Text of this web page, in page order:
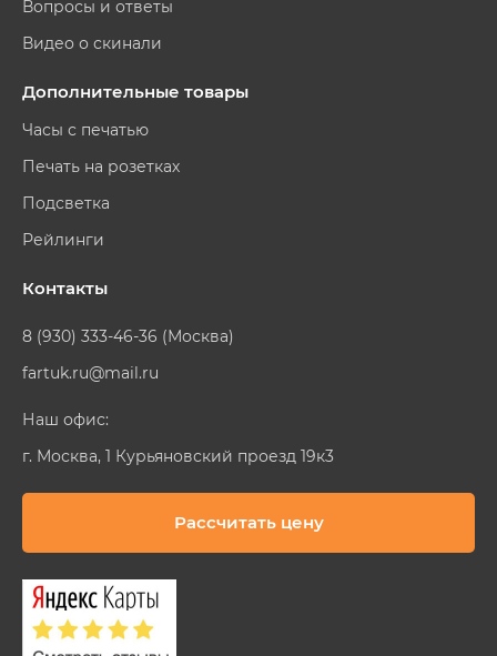
Вопросы и ответы
Видео о скинали
Дополнительные товары
Часы с печатью
Печать на розетках
Подсветка
Рейлинги
Контакты
8 (930) 333-46-36 (Москва)
fartuk.ru@mail.ru
Наш офис:
г. Москва, 1 Курьяновский проезд 19к3
Рассчитать цену